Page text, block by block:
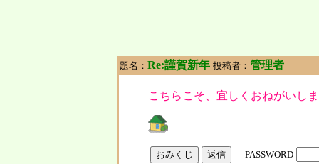
題名： Re:謹賀新年 投稿者： 管理者
こちらこそ、宜しくおねがいし
PASSWORD